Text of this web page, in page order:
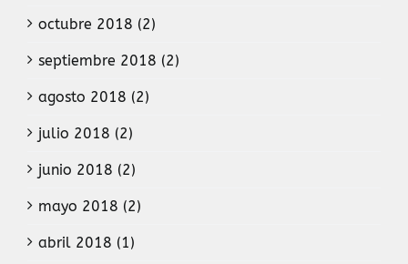
octubre 2018 (2)
septiembre 2018 (2)
agosto 2018 (2)
julio 2018 (2)
junio 2018 (2)
mayo 2018 (2)
abril 2018 (1)